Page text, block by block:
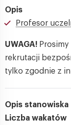
Opis
Profesor
UWAGA!
rekrutacji
tylko zgodnie z
Opis stanowiska
Liczba wakatów